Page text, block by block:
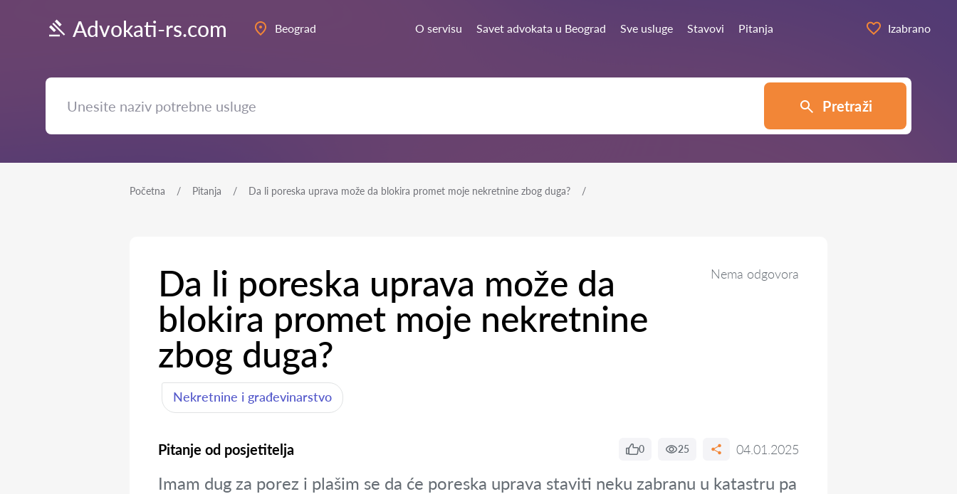
Advokati-rs.com Beograd O servisu Savet advokata u Beograd Sve usluge Stavovi Pitanja Izabrano
Pretraži
Početna Pitanja Da li poreska uprava može da blokira promet moje nekretnine zbog duga?
Da li poreska uprava može da
blokira promet moje nekretnine
zbog duga?
Nema odgovora
Nekretnine i građevinarstvo
Pitanje od posjetitelja 0 25 04.01.2025
Imam dug za porez i plašim se da će poreska uprava staviti neku zabranu u katastru pa